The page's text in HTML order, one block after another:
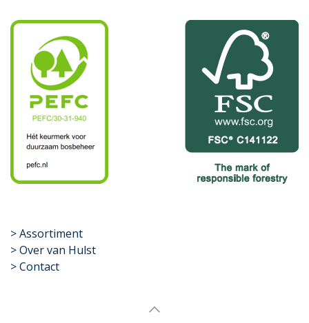
​>Assortiment
> Over van Hulst
> Contact